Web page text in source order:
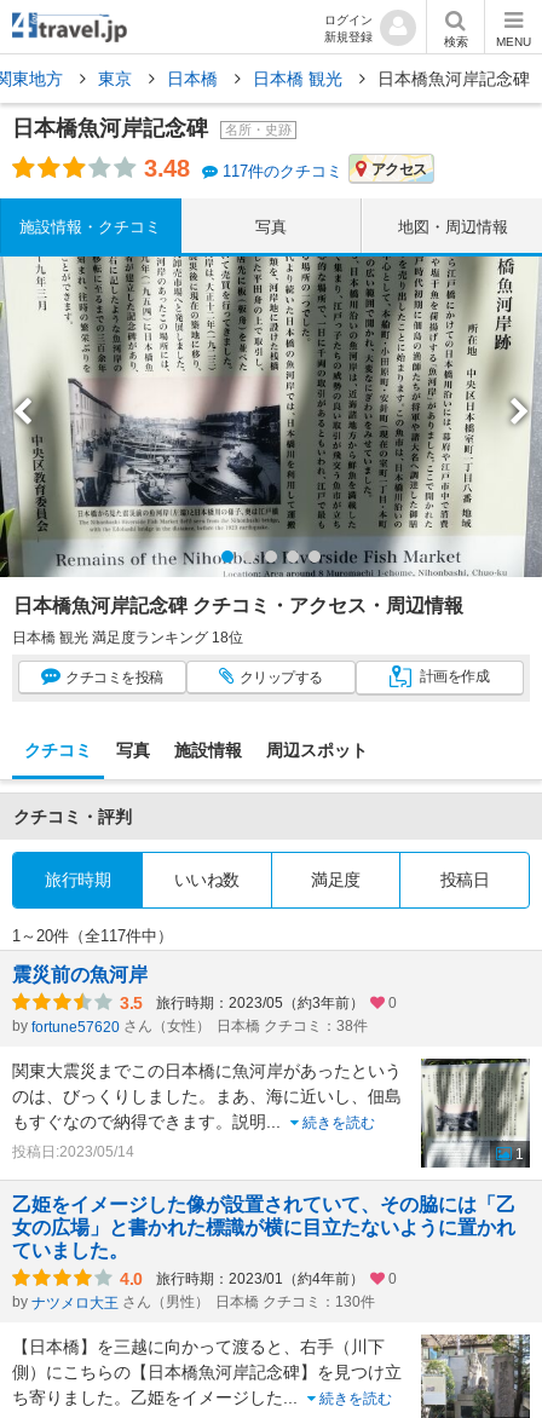
ログイン
新規登録
検索 MENU
東地方 東京 日本橋 日本橋 観光 日本橋魚河岸記念碑
日本橋魚河岸記念碑 名所・史跡
3.48 117件のクチコミ アクセス
施設情報・クチコミ 写真 地図・周辺情報
日本橋魚河岸記念碑 クチコミ・アクセス・周辺情報
日本橋 観光 満足度ランキング 18位
クチコミ を投稿 クリップする 計画を作成
クチコミ 写真 施設情報 周辺スポット
クチコミ・評判
旅行時期 いいね数 満足度 投稿日
1～20件（全117件中）
震災前の魚河岸
3.5 旅行時期：2023/05（約3年前）
0
by fortune57620 さん（女性） 日本橋 クチコミ：38件
関東大震災までこの日本橋に魚河岸があったという
のは、びっくりしました。まあ、海に近いし、佃島
もすぐなので納得できます。説明...
続きを読む
投稿日:2023/05/14
1
乙姫をイメージした像が設置されていて、その脇には「乙
女の広場」と書かれた標識が横に目立たないように置かれ
ていました。
4.0 旅行時期：2023/01（約4年前）
0
by ナツメロ大王 さん（男性） 日本橋 クチコミ：130件
【日本橋】を三越に向かって渡ると、右手（川下
側）にこちらの【日本橋魚河岸記念碑】を見つけ立
ち寄りました。乙姫をイメージした...
続きを読む